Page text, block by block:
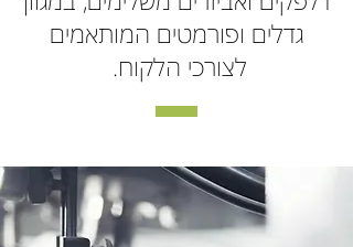
גדלים ופורמטים המותאמים
לצורכי הלקוח.